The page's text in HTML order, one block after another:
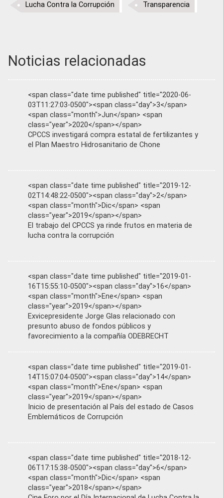
Lucha Contra la Corrupción Transparencia
Noticias relacionadas
<span class="date time published" title="2020-06-
03T11:27:03-0500"><span class="day">3</span>
<span class="month">Jun</span> <span
class="year">2020</span></span>
CPCCS investigará compra estatal de fertilizantes y
el Plan Maestro Hidrosanitario de Chone
<span class="date time published" title="2019-12-
02T14:48:22-0500"><span class="day">2</span>
<span class="month">Dic</span> <span
class="year">2019</span></span>
El trabajo del CPCCS ya rinde frutos en materia de
lucha contra la corrupción
<span class="date time published" title="2019-01-
16T15:55:10-0500"><span class="day">16</span>
<span class="month">Ene</span> <span
class="year">2019</span></span>
Exvicepresidente Jorge Glas relacionado con
presunto abuso de fondos públicos y
favorecimiento a la compañía ODEBRECHT
<span class="date time published" title="2019-01-
14T15:07:04-0500"><span class="day">14</span>
<span class="month">Ene</span> <span
class="year">2019</span></span>
Inicio de presentación al País del estado de Casos
Emblemáticos de Corrupción
<span class="date time published" title="2018-12-
06T17:15:38-0500"><span class="day">6</span>
<span class="month">Dic</span> <span
class="year">2018</span></span>